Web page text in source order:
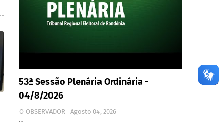
53ª Sessão Plenária Ordinária -
04/8/2026
O OBSERVADOR
Agosto 04, 2026
…